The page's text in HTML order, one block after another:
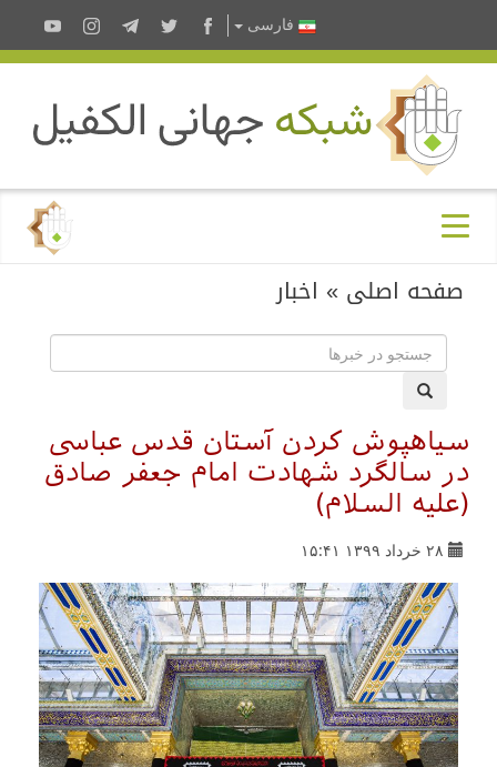
فارسى
صفحه اصلی » اخبار
سیاهپوش کردن آستان قدس عباسی
در سالگرد شهادت امام جعفر صادق
(عليه السلام)
۲۸ خرداد ۱۳۹۹ ۱۵:۴۱